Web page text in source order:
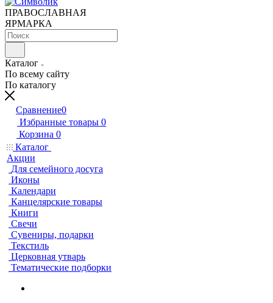
ПРАВОСЛАВНАЯ
ЯРМАРКА
Каталог
По всему сайту
По каталогу
Сравнение0
Избранные товары 0
Корзина 0
Каталог
Акции
Для семейного досуга
Иконы
Календари
Канцелярские товары
Книги
Свечи
Сувениры, подарки
Текстиль
Церковная утварь
Тематические подборки